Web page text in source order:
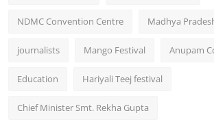
NDMC Convention Centre Madhya
journalists Mango Festival Anupam
Education Hariyali Teej festival
Chief Minister Smt. Rekha Gupta